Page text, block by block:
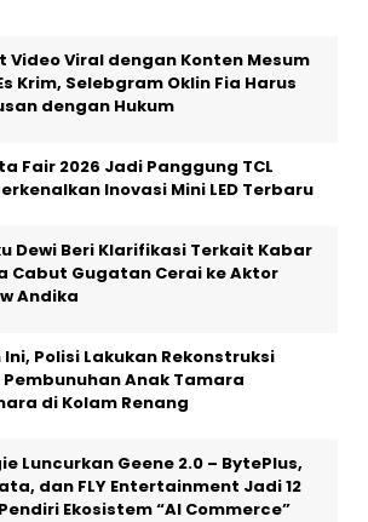
Video Viral dengan Konten Mesum
Krim, Selebgram Oklin Fia Harus
dengan Hukum
Fair 2026 Jadi Panggung TCL
Inovasi Mini LED Terbaru
Dewi Beri Klarifikasi Terkait Kabar
Cabut Gugatan Cerai ke Aktor
Andika
Ini, Polisi Lakukan Rekonstruksi
Pembunuhan Anak Tamara
di Kolam Renang
Luncurkan Geene 2.0 – BytePlus,
dan FLY Entertainment Jadi 12
Ekosistem “AI Commerce”